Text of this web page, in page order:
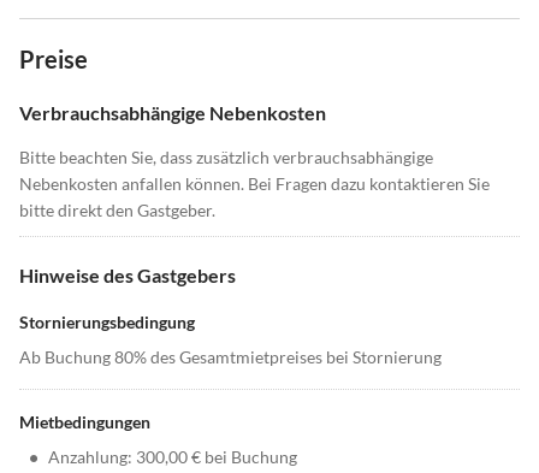
Preise
Verbrauchsabhängige Nebenkosten
Bitte beachten Sie, dass zusätzlich verbrauchsabhängige
Nebenkosten anfallen können. Bei Fragen dazu kontaktieren Sie
bitte direkt den Gastgeber.
Hinweise des Gastgebers
Stornierungsbedingung
Ab Buchung 80% des Gesamtmietpreises bei Stornierung
Mietbedingungen
• Anzahlung: 300,00 € bei Buchung